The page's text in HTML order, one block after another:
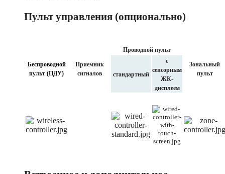
Пульт управления (опционально)
Беспроводной
пульт (ПДУ)
Приемник
сигналов
Проводной пульт
Зональный
пульт
стандартный
с
сенсорным
ЖК-
дисплеем